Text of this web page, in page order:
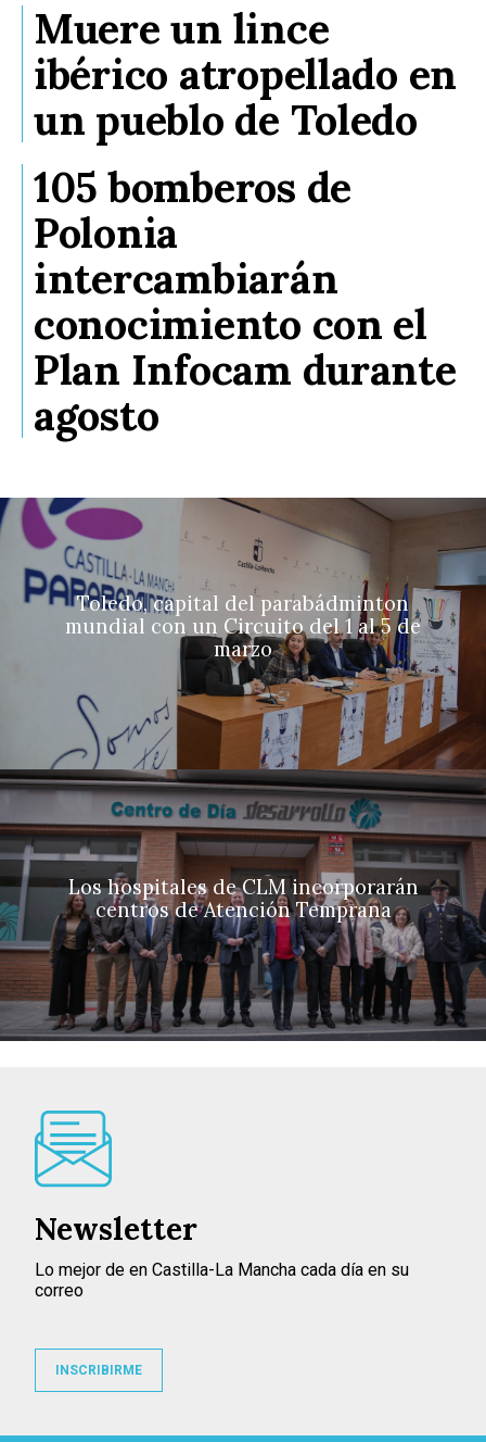
Muere un lince
ibérico atropellado en
un pueblo de Toledo
105 bomberos de
Polonia
intercambiarán
conocimiento con el
Plan Infocam durante
agosto
Toledo, capital del parabádminton
mundial con un Circuito del 1 al 5 de
marzo
Los hospitales de CLM incorporarán
centros de Atención Temprana
Newsletter
Lo mejor de en Castilla-La Mancha cada día en su
correo
INSCRIBIRME